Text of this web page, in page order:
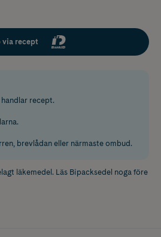
via recept
recept.
brevlådan eller närmaste ombud.
läkemedel. Läs Bipacksedel noga före